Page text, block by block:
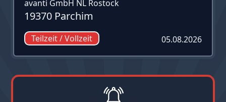
avanti GmbH NL Rostock
19370 Parchim
Teilzeit / Vollzeit 05.08.2026